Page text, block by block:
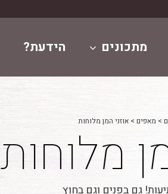
מתכונים הידעת?
> מאפים > אוזני המן מלוחות
מלוחות
גם בפנים וגם בחוץ